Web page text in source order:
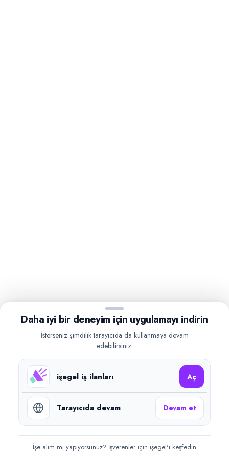
Daha iyi bir deneyim için uygulamayı indirin
İsterseniz şimdilik tarayıcıda da kullanmaya devam
edebilirsiniz.
işegel iş ilanları Aç
Tarayıcıda devam Devam et
İşe alım mı yapıyorsunuz? İşverenler için işegel'i keşfedin